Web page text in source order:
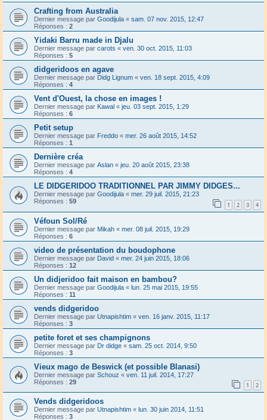
Crafting from Australia
Dernier message par Goodijula « sam. 07 nov. 2015, 12:47
Réponses : 2
Yidaki Barru made in Djalu
Dernier message par carots « ven. 30 oct. 2015, 11:03
Réponses : 5
didgeridoos en agave
Dernier message par Didg Lignum « ven. 18 sept. 2015, 4:09
Réponses : 4
Vent d'Ouest, la chose en images !
Dernier message par Kawal « jeu. 03 sept. 2015, 1:29
Réponses : 6
Petit setup
Dernier message par Freddo « mer. 26 août 2015, 14:52
Réponses : 1
Dernière créa
Dernier message par Aslan « jeu. 20 août 2015, 23:38
Réponses : 4
LE DIDGERIDOO TRADITIONNEL PAR JIMMY DIDGES...
Dernier message par Goodijula « mer. 29 juil. 2015, 21:23
Réponses : 59 1 2 3 4
Véfoun Sol/Ré
Dernier message par Mikah « mer. 08 juil. 2015, 19:29
Réponses : 6
video de présentation du boudophone
Dernier message par David « mer. 24 juin 2015, 18:06
Réponses : 12
Un didjeridoo fait maison en bambou?
Dernier message par Goodijula « lun. 25 mai 2015, 19:55
Réponses : 11
vends didgeridoo
Dernier message par Utnapishtim « ven. 16 janv. 2015, 11:17
Réponses : 3
petite foret et ses champignons
Dernier message par Dr didge « sam. 25 oct. 2014, 9:50
Réponses : 3
Vieux mago de Beswick (et possible Blanasi)
Dernier message par Schouz « ven. 11 juil. 2014, 17:27
Réponses : 29 1 2
Vends didgeridoos
Dernier message par Utnapishtim « lun. 30 juin 2014, 11:51
Réponses : 3